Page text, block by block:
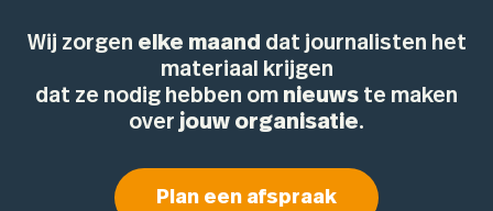
Wij zorgen elke maand dat journalisten het
materiaal krijgen
dat ze nodig hebben om nieuws te maken
over jouw organisatie.
Plan een afspraak